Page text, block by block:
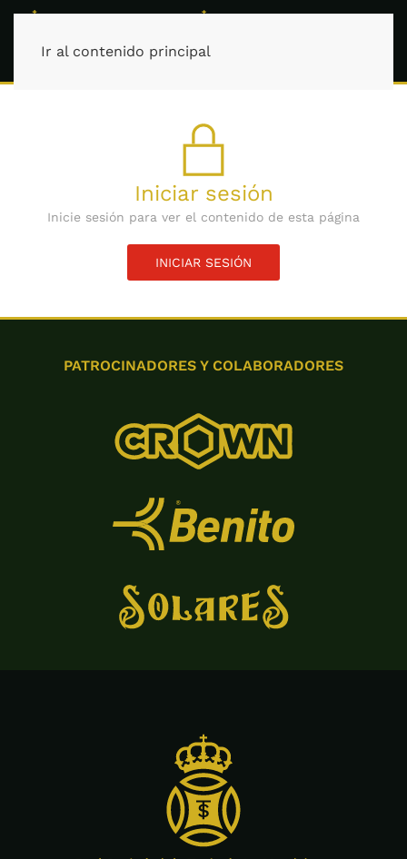
Ir al contenido principal
Iniciar sesión
Inicie sesión para ver el contenido de esta página
INICIAR SESIÓN
PATROCINADORES Y COLABORADORES